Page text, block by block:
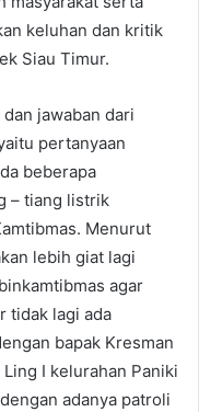
keluhan dan kritik
Siau Timur.
jawaban dari
pertanyaan
beberapa
– tiang listrik
Menurut
lebih giat lagi
agar
tidak lagi ada
bapak Kresman
I kelurahan Paniki
adanya patroli